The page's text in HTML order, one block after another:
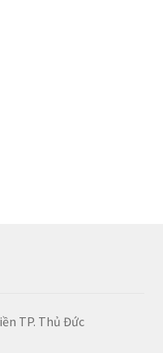
TP. Thủ Đức